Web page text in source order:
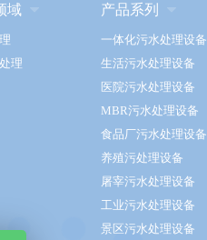
域
理
产品系列
一体化污水处理设备
生活污水处理设备
医院污水处理设备
MBR污水处理设备
食品厂污水处理设备
养殖污处理设备
屠宰污水处理设备
工业污水处理设备
景区污水处理设备